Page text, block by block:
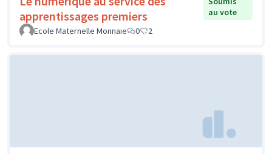
apprentissages premiers
au vote
Ecole Maternelle Monnaie
0 2